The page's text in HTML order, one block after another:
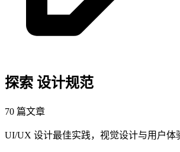
探索 设计规范
70 篇文章
UI/UX 设计最佳实践，视觉设计与用户体